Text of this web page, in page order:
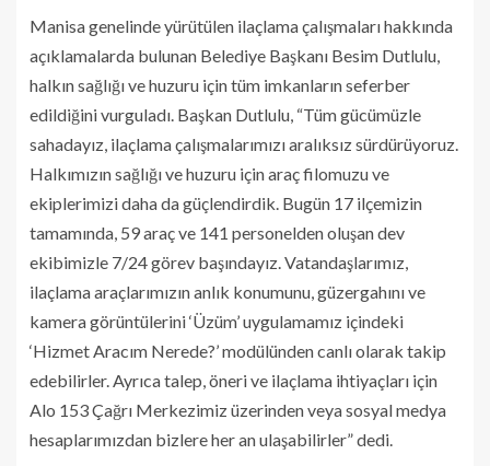
Manisa genelinde yürütülen ilaçlama çalışmaları hakkında
açıklamalarda bulunan Belediye Başkanı Besim Dutlulu,
halkın sağlığı ve huzuru için tüm imkanların seferber
edildiğini vurguladı. Başkan Dutlulu, “Tüm gücümüzle
sahadayız, ilaçlama çalışmalarımızı aralıksız sürdürüyoruz.
Halkımızın sağlığı ve huzuru için araç filomuzu ve
ekiplerimizi daha da güçlendirdik. Bugün 17 ilçemizin
tamamında, 59 araç ve 141 personelden oluşan dev
ekibimizle 7/24 görev başındayız. Vatandaşlarımız,
ilaçlama araçlarımızın anlık konumunu, güzergahını ve
kamera görüntülerini ‘Üzüm’ uygulamamız içindeki
‘Hizmet Aracım Nerede?’ modülünden canlı olarak takip
edebilirler. Ayrıca talep, öneri ve ilaçlama ihtiyaçları için
Alo 153 Çağrı Merkezimiz üzerinden veya sosyal medya
hesaplarımızdan bizlere her an ulaşabilirler” dedi.